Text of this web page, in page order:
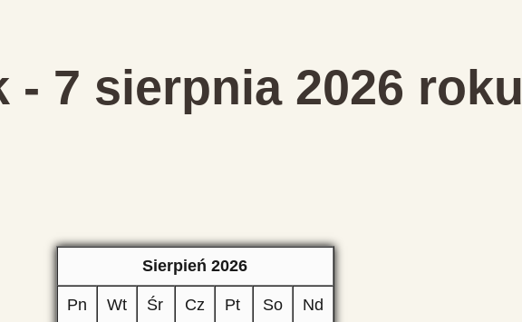
- 7 sierpnia 2026 roku
Sierpień 2026
Pn Wt Śr Cz Pt So Nd